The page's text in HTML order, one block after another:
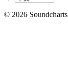
© 2026 Soundcharts